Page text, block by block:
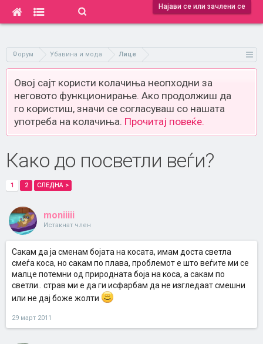
Најави се или зачлени се
Форум Убавина и мода Лице
Овој сајт користи колачиња неопходни за
неговото функционирање. Ако продолжиш да
го користиш, значи се согласуваш со нашата
употреба на колачиња. Прочитај повеќе.
Како до посветли веѓи?
1 2 СЛЕДНА >
moniiiii
Истакнат член
Сакам да ја сменам бојата на косата, имам доста светла
смеѓа коса, но сакам по плава, проблемот е што веѓите ми се
малце потемни од природната боја на коса, а сакам по
светли.. страв ми е да ги исфарбам да не изгледаат смешни
или не дај боже жолти
29 март 2011